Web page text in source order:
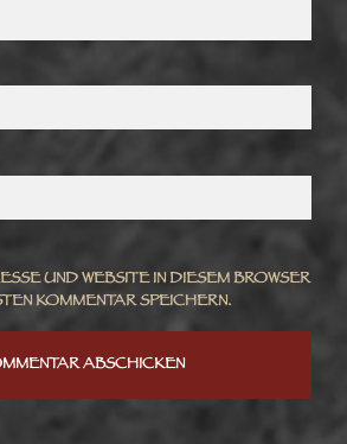
UND WEBSITE IN DIESEM BROWSER
KOMMENTAR SPEICHERN.